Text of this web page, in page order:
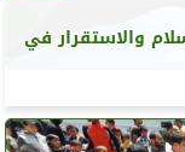
والاستقرار في